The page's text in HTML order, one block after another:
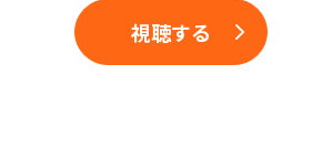
視聴する